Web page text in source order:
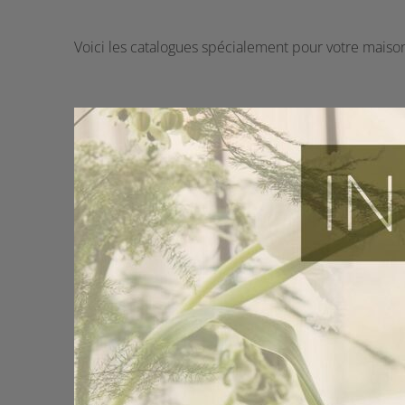
Voici les catalogues spécialement pour votre